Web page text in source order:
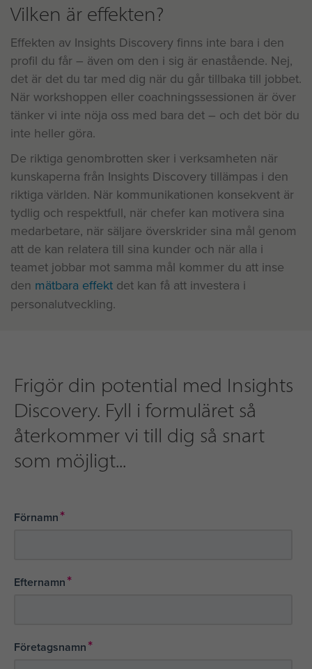
Vilken är effekten?
Effekten av Insights Discovery finns inte bara i den
profil du får – även om den i sig är enastående. Nej,
det är det du tar med dig när du går tillbaka till jobbet.
När workshoppen eller coachningssessionen är över
tänker vi inte nöja oss med bara det – och det bör du
inte heller göra.
De riktiga genombrotten sker i verksamheten när
kunskaperna från Insights Discovery tillämpas i den
riktiga världen. När kommunikationen konsekvent är
tydlig och respektfull, när chefer kan motivera sina
medarbetare, när säljare överskrider sina mål genom
att de kan relatera till sina kunder och när alla i
teamet jobbar mot samma mål kommer du att inse
den mätbara effekt det kan få att investera i
personalutveckling.
Frigör din potential med Insights
Discovery. Fyll i formuläret så
återkommer vi till dig så snart
som möjligt...
Förnamn*
Efternamn*
Företagsnamn*